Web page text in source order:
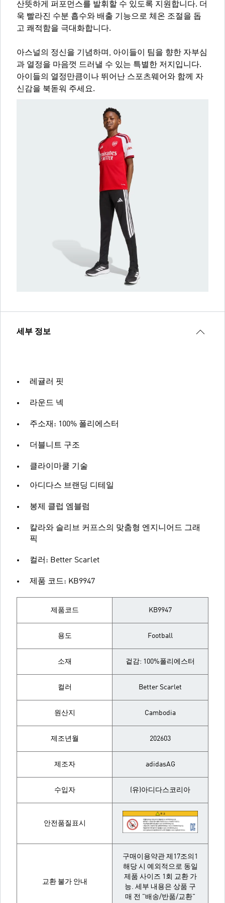
산뜻하게 퍼포먼스를 발휘할 수 있도록 지원합니다. 더
욱 빨라진 수분 흡수와 배출 기능으로 체온 조절을 돕
고 쾌적함을 극대화합니다.
아스널의 정신을 기념하며, 아이들이 팀을 향한 자부심
과 열정을 마음껏 드러낼 수 있는 특별한 저지입니다.
아이들의 열정만큼이나 뛰어난 스포츠웨어와 함께 자
신감을 북돋워 주세요.
세부 정보
레귤러 핏
라운드 넥
주소재: 100% 폴리에스터
더블니트 구조
클라이마쿨 기술
아디다스 브랜딩 디테일
봉제 클럽 엠블럼
칼라와 슬리브 커프스의 맞춤형 엔지니어드 그래
픽
컬러: Better Scarlet
제품 코드: KB9947
제품코드 KB9947
용도 Football
소재 겉감: 100%폴리에스터
컬러 Better Scarlet
원산지 Cambodia
제조년월 202603
제조자 adidasAG
수입자 (유)아디다스코리아
안전품질표시
교환 불가 안내
구매이용약관 제17조의1
해당 시 예외적으로 동일
제품 사이즈 1회 교환 가
능. 세부 내용은 상품 구
매 전 "배송/반품/교환"